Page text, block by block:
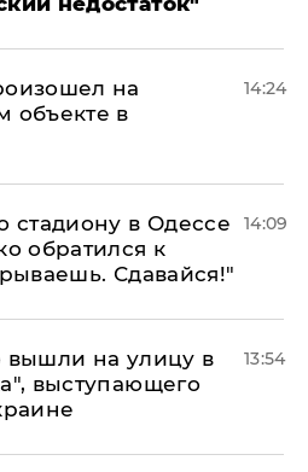
на
объекте в
14:24
стадиону в Одессе
обратился к
Сдавайся!"
14:09
вышли на улицу в
выступающего
13:54